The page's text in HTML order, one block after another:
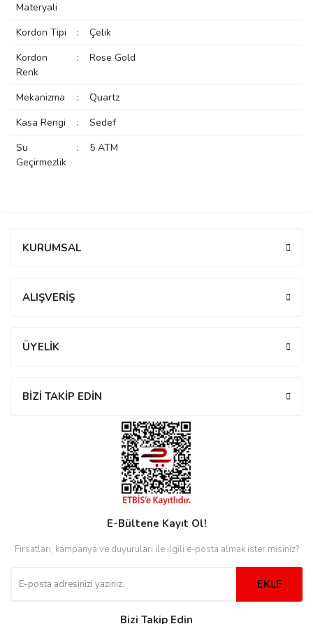
Materyali
Kordon Tipi :
Çelik
Kordon
Renk
: Rose Gold
Mekanizma :
Quartz
Kasa Rengi
:
Sedef
Su
Geçirmezlik
: 5 ATM
KURUMSAL
ALIŞVERİŞ
ÜYELİK
BİZİ TAKİP EDİN
E-Bültene Kayıt Ol!
Fırsatları, kampanya ve duyuruları ile ilgili e-posta almak ister misiniz?
EKLE
Bizi Takip Edin